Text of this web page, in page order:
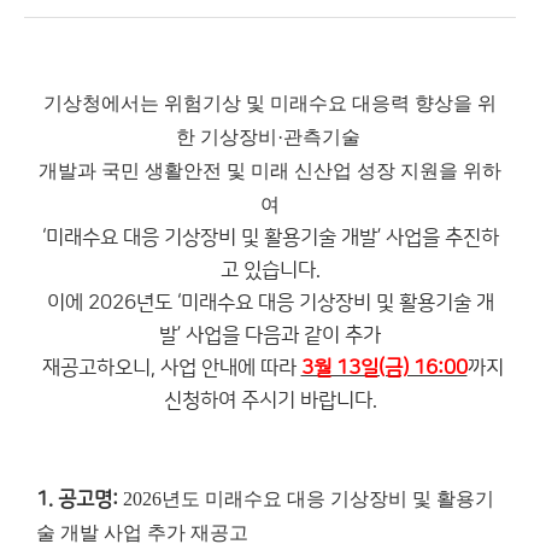
기상청에서는 위험기상 및 미래수요 대응력 향상을 위
한 기상장비·관측기술
개발과 국민 생활안전 및 미래 신산업 성장 지원을 위하
여
‘미래수요 대응 기상장비 및 활용기술 개발’ 사업을 추진하
고 있습니다.
이에 2026년도 ‘미래수요 대응 기상장비 및 활용기술 개
발’ 사업을 다음과 같이 추가
재공고하오니, 사업 안내에 따라 3월 13일(금) 16:00까지
신청하여 주시기 바랍니다.
1. 공고명: 2026년도 미래수요 대응 기상장비 및 활용기
술 개발 사업 추가 재공고